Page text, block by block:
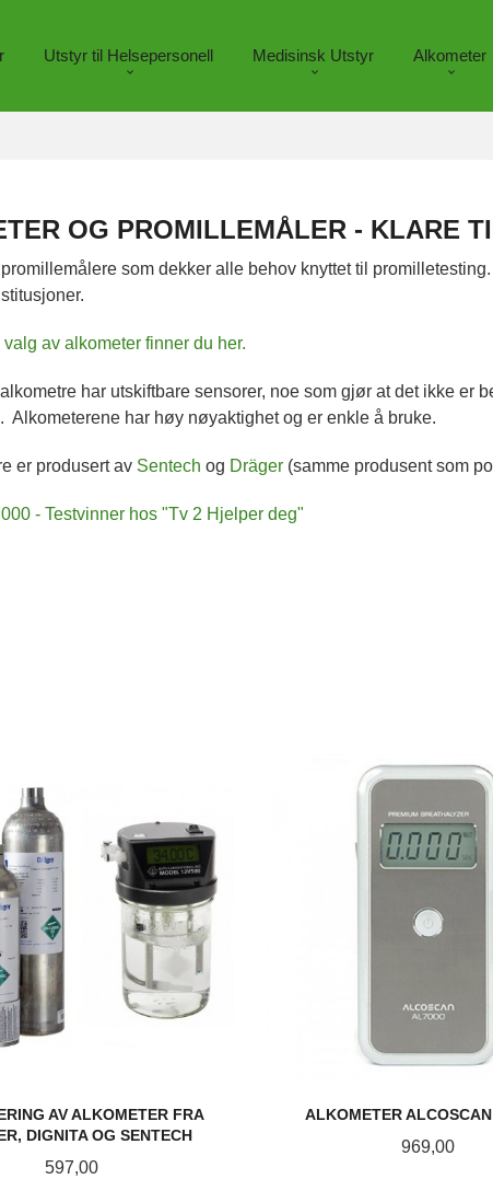
Utstyr til Helsepersonell Medisinsk Utstyr Alkometer
OG PROMILLEMÅLER - KLARE
som dekker alle behov knyttet til
av alkometer finner du her.
har utskiftbare sensorer, noe som gjør at det ikke er
Alkometerene har høy nøyaktighet og er enkle å bruke.
er produsert av Sentech og Dräger (samme produsent som
- Testvinner hos "Tv 2 Hjelper deg"
AV ALKOMETER FRA
DIGNITA OG SENTECH
Pris
597,00
ALKOMETER
Pris
969,00